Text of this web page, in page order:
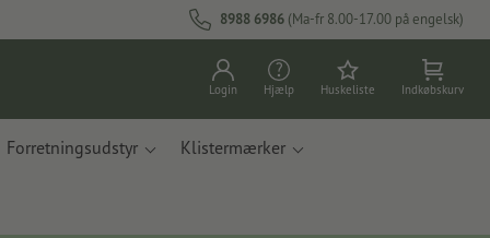
8988 6986 (Ma-fr 8.00-17.00 på engelsk)
Login Hjælp Huskeliste Indkøbskurv
Forretningsudstyr Klistermærker